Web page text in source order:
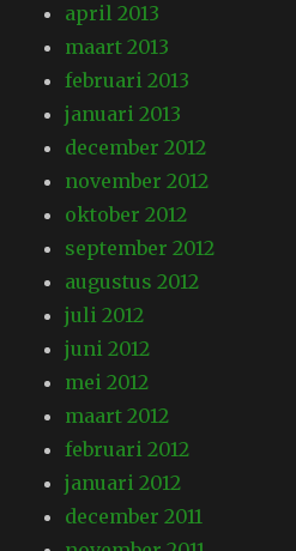
april 2013
maart 2013
februari 2013
januari 2013
december 2012
november 2012
oktober 2012
september 2012
augustus 2012
juli 2012
juni 2012
mei 2012
maart 2012
februari 2012
januari 2012
december 2011